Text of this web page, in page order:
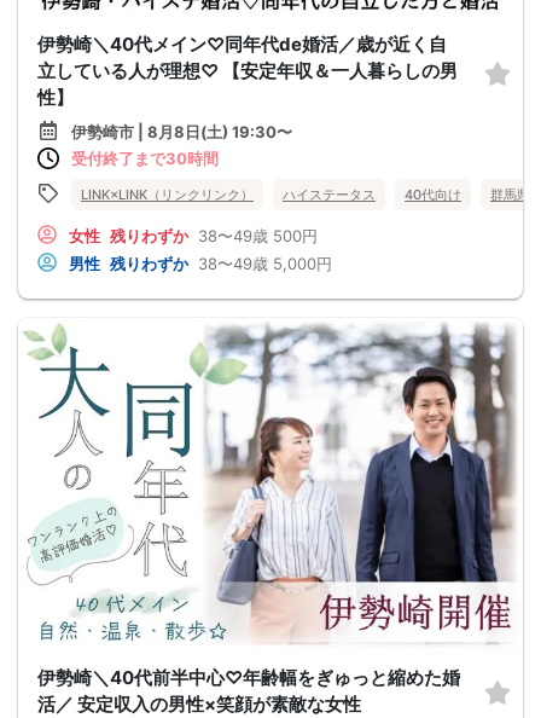
伊勢崎＼40代メイン♡同年代de婚活／歳が近く自
立している人が理想♡ 【安定年収＆一人暮らしの男
性】
伊勢崎市 | 8月8日(土) 19:30〜
受付終了まで30時間
LINK×LINK（リンクリンク） ハイステータス 40代向け 群馬県
女性 残りわずか 38〜49歳 500円
男性 残りわずか 38〜49歳 5,000円
伊勢崎＼40代前半中心♡年齢幅をぎゅっと縮めた婚
活／ 安定収入の男性×笑顔が素敵な女性